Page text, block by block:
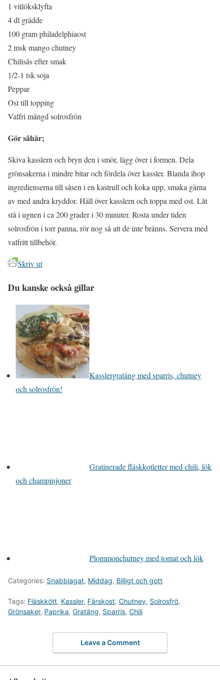
1 vitlöksklyfta
4 dl grädde
100 gram philadelphiaost
2 msk mango chutney
Chilisås efter smak
1/2-1 tsk soja
Peppar
Ost till topping
Valfri mängd solrosfrön
Gör såhär;
Skiva kasslern och bryn den i smör, lägg över i formen. Dela
grönsakerna i mindre bitar och fördela över kassler. Blanda ihop
ingredienserna till såsen i en kastrull och koka upp, smaka gärna
av med andra kryddor. Häll över kasslern och toppa med ost. Låt
stå i ugnen i ca 200 grader i 30 minuter. Rosta under tiden
solrosfrön i torr panna, rör nog så att de inte bränns. Servera med
valfritt tillbehör.
Skriv ut
Du kanske också gillar
Kasslergratäng med sparris, chutney
och solrosfrön!
Gratinerade fläskkotletter med chili, lök
och champinjoner
Plommonchutney med tomat och lök
Categories: Snabblagat, Middag, Billigt och gott
Tags: Fläskkött, Kassler, Färskost, Chutney, Solrosfrö,
Grönsaker, Paprika, Gratäng, Sparris, Chili
Leave a Comment